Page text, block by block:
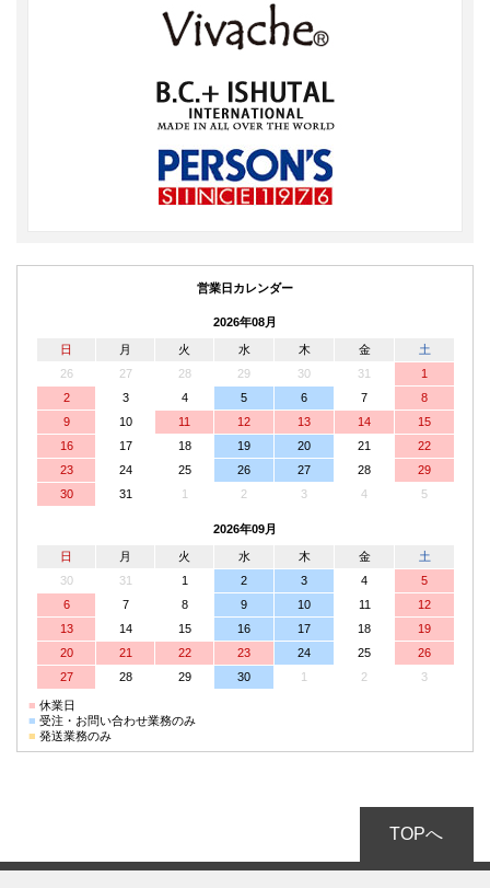
営業日カレンダー
2026年08月
日 月 火 水 木 金
土
26
27 28 29 30 31
1
2
3 4 5 6 7
8
9
10 11 12 13 14
15
16
17 18 19 20 21
22
23
24 25 26 27 28
29
30
31 1 2 3 4 5
2026年09月
日 月 火 水 木 金
土
30
31 1 2 3 4
5
6
7 8 9 10 11
12
13
14 15 16 17 18
19
20
21 22 23 24 25
26
27
28 29 30 1 2 3
■ 休業日
■ 受注・お問い合わせ業務のみ
■ 発送業務のみ
TOPへ